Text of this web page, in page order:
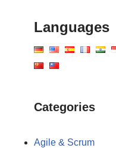
Languages
Categories
Agile & Scrum